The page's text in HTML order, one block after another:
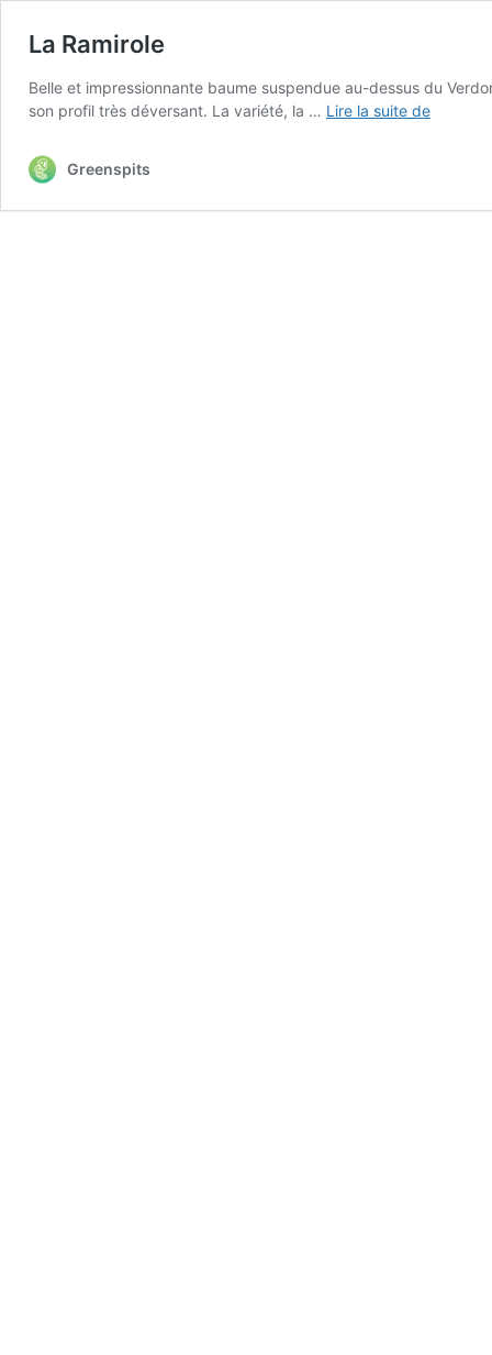
La Ramirole
Belle et impressionnante baume suspendue au-dessus du
son profil très déversant. La variété, la … Lire la suite deLa
Greenspits